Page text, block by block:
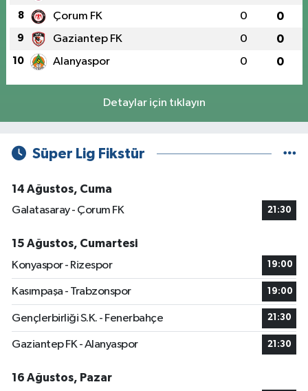
8 Çorum FK 0 0
9 Gaziantep FK 0 0
10 Alanyaspor 0 0
Detaylar için tıklayın
Süper Lig Fikstür
14 Ağustos, Cuma
Galatasaray - Çorum FK
21:30
15 Ağustos, Cumartesi
Konyaspor - Rizespor
19:00
Kasımpaşa - Trabzonspor 19:00
Gençlerbirliği S.K. - Fenerbahçe 21:30
Gaziantep FK - Alanyaspor 21:30
16 Ağustos, Pazar